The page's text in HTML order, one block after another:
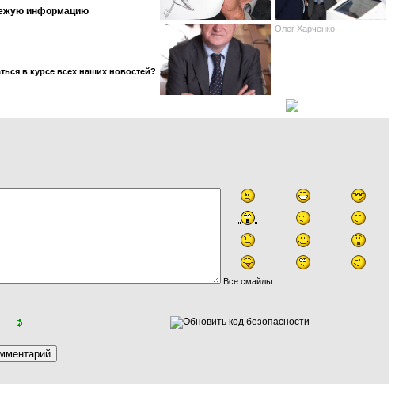
Олег Харченко
информацию
в курсе всех наших новостей?
Все смайлы